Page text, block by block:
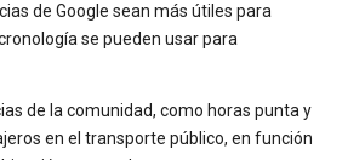
de Google sean más útiles para
se pueden usar para
de la comunidad, como horas punta y
en el transporte público, en función